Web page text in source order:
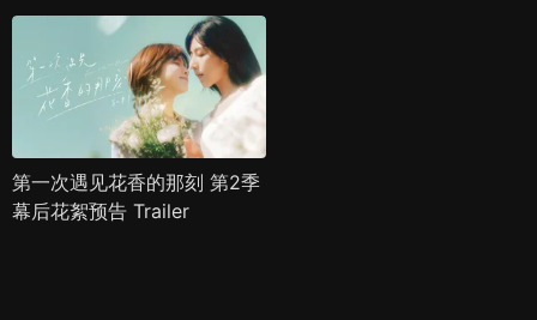
第一次遇见花香的那刻 第2季
幕后花絮预告 Trailer